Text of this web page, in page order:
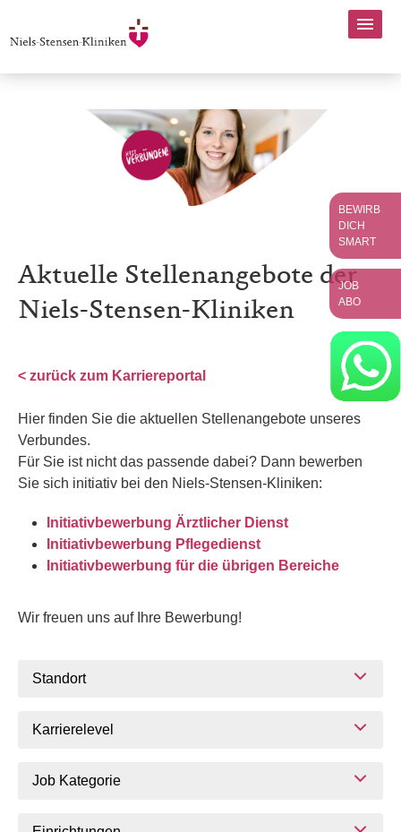
Aktuelle Stellenangebote der
Niels-Stensen-Kliniken
< zurück zum Karriereportal
Hier finden Sie die aktuellen Stellenangebote unseres
Verbundes.
Für Sie ist nicht das passende dabei? Dann bewerben
Sie sich initiativ bei den Niels-Stensen-Kliniken:
Initiativbewerbung Ärztlicher Dienst
Initiativbewerbung Pflegedienst
Initiativbewerbung für die übrigen Bereiche
Wir freuen uns auf Ihre Bewerbung!
Standort
Karrierelevel
Job Kategorie
BEWIRB
DICH
SMART
JOB
ABO